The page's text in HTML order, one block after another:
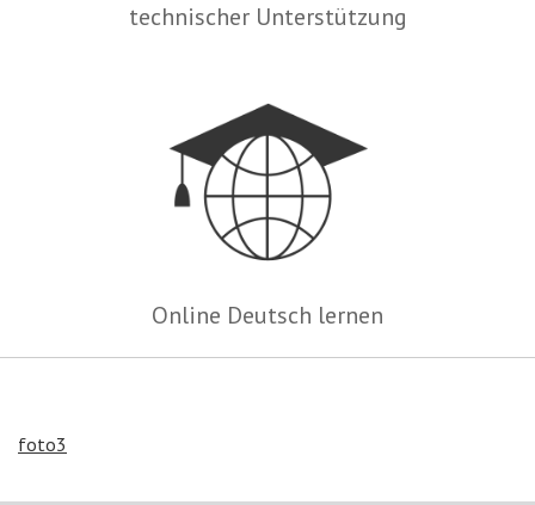
technischer Unterstützung
Online Deutsch lernen
foto3